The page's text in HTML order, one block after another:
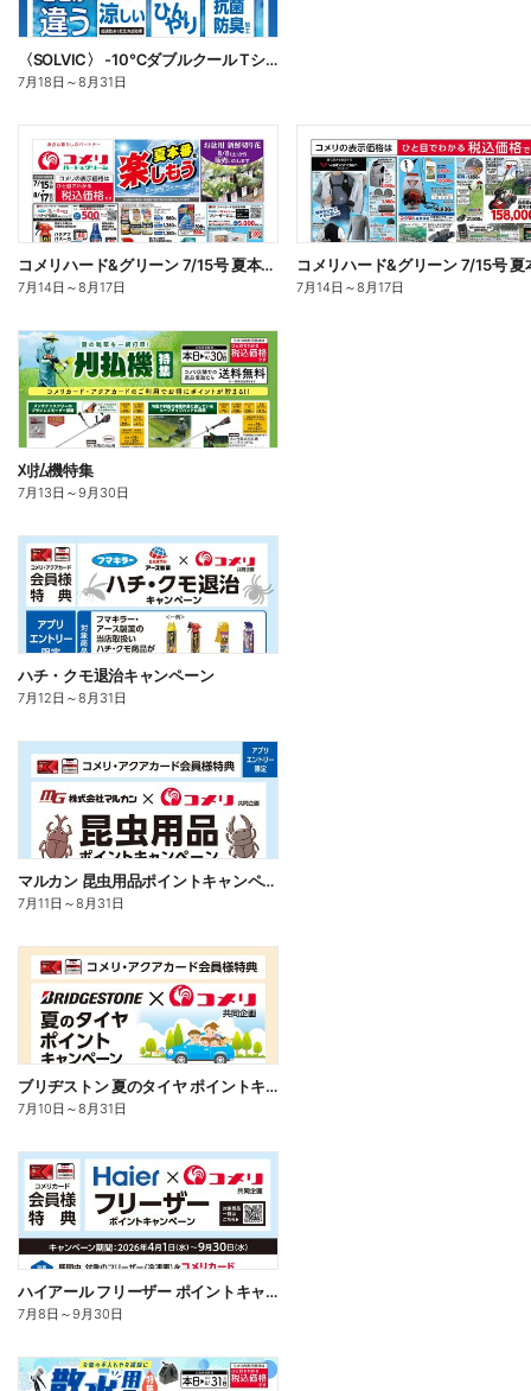
〈SOLVIC〉 -10℃ダブルクール Tシャツ・ポロシャツ
7月18日 ～8月31日
コメリハード&グリーン 7/15号 夏本番を楽しもう オモテ
7月14日 ～8月17日 7月14日 ～8月17日
刈払機特集
7月13日 ～9月30日
ハチ・クモ退治キャンペーン
7月12日 ～8月31日
マルカン 昆虫用品ポイントキャンペーン
7月11日 ～8月31日
ブリヂストン 夏のタイヤ ポイントキャンペーン
7月10日 ～8月31日
ハイアール フリーザー ポイントキャンペーン
7月8日 ～9月30日